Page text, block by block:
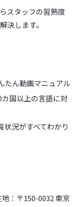
スタッフの習熟度
決します。
たん動画マニュアル
国以上の言語に対
況がすべてわかり
：〒150-0032 東京